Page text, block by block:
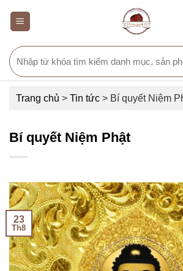
Search
for:
Trang chủ > Tin tức > Bí quyết Niệm
Bí quyết Niệm Phật
23
Th8